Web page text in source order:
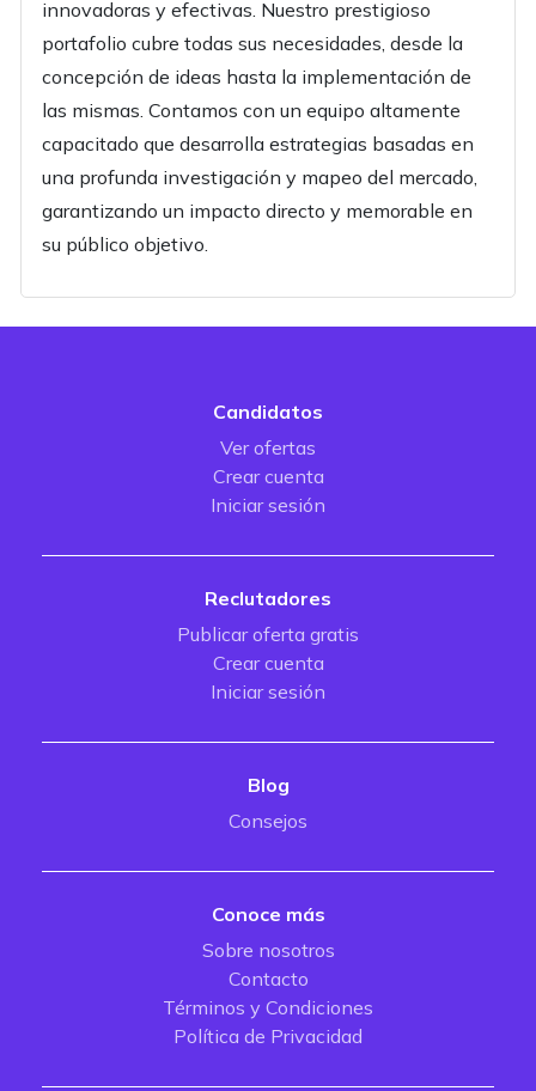
innovadoras y efectivas. Nuestro prestigioso
portafolio cubre todas sus necesidades, desde la
concepción de ideas hasta la implementación de
las mismas. Contamos con un equipo altamente
capacitado que desarrolla estrategias basadas en
una profunda investigación y mapeo del mercado,
garantizando un impacto directo y memorable en
su público objetivo.
Candidatos
Ver ofertas
Crear cuenta
Iniciar sesión
Reclutadores
Publicar oferta gratis
Crear cuenta
Iniciar sesión
Blog
Consejos
Conoce más
Sobre nosotros
Contacto
Términos y Condiciones
Política de Privacidad